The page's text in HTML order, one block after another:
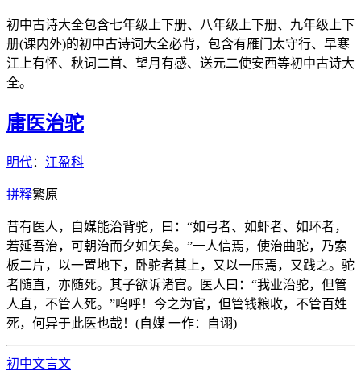
初中古诗大全包含七年级上下册、八年级上下册、九年级上下
册(课内外)的初中古诗词大全必背，包含有雁门太守行、早寒
江上有怀、秋词二首、望月有感、送元二使安西等初中古诗大
全。
庸医治驼
明代： 江盈科
拼释繁原
昔有医人，自媒能治背驼，曰：“如弓者、如虾者、如环者，
若延吾治，可朝治而夕如矢矣。”一人信焉，使治曲驼，乃索
板二片，以一置地下，卧驼者其上，又以一压焉，又践之。驼
者随直，亦随死。其子欲诉诸官。医人曰：“我业治驼，但管
人直，不管人死。”呜呼！今之为官，但管钱粮收，不管百姓
死，何异于此医也哉！(自媒 一作：自诩)
初中文言文